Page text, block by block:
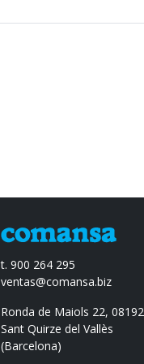
t. 900 264 295
ventas@comansa.biz
Ronda de Maiols 22, 08192
Sant Quirze del Vallès
(Barcelona)